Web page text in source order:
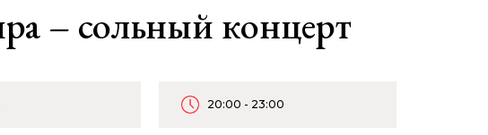
– сольный концерт
20:00 - 23:00